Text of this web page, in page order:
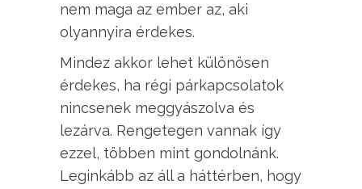
nem maga az ember az, aki
olyannyira érdekes.
Mindez akkor lehet különösen
érdekes, ha régi párkapcsolatok
nincsenek meggyászolva és
lezárva. Rengetegen vannak így
ezzel, többen mint gondolnánk.
Leginkább az áll a háttérben, hogy